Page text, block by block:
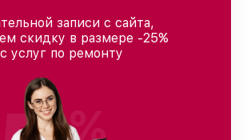
записи с сайта,
скидку в размере -25%
услуг по ремонту
%